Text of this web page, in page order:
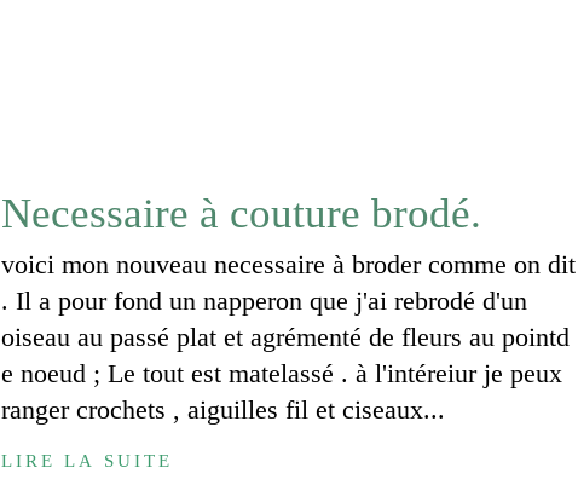
Necessaire à couture brodé.
voici mon nouveau necessaire à broder comme on dit
. Il a pour fond un napperon que j'ai rebrodé d'un
oiseau au passé plat et agrémenté de fleurs au pointd
e noeud ; Le tout est matelassé . à l'intéreiur je peux
ranger crochets , aiguilles fil et ciseaux...
LIRE LA SUITE